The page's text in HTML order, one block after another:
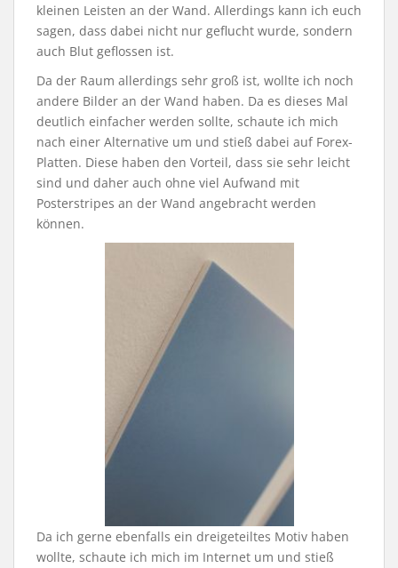
kleinen Leisten an der Wand. Allerdings kann ich euch
sagen, dass dabei nicht nur geflucht wurde, sondern
auch Blut geflossen ist.
Da der Raum allerdings sehr groß ist, wollte ich noch
andere Bilder an der Wand haben. Da es dieses Mal
deutlich einfacher werden sollte, schaute ich mich
nach einer Alternative um und stieß dabei auf Forex-
Platten. Diese haben den Vorteil, dass sie sehr leicht
sind und daher auch ohne viel Aufwand mit
Posterstripes an der Wand angebracht werden
können.
Da ich gerne ebenfalls ein dreigeteiltes Motiv haben
wollte, schaute ich mich im Internet um und stieß